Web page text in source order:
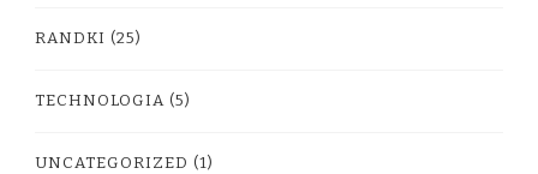
RANDKI (25)
TECHNOLOGIA (5)
UNCATEGORIZED (1)